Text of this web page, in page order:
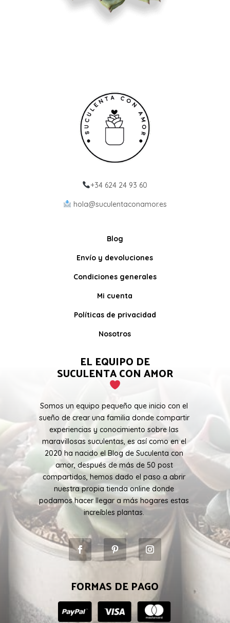
+34 624 24 93 60
hola@suculentaconamor.es
Blog
Envío y devoluciones
Condiciones generales
Mi cuenta
Políticas de privacidad
Nosotros
EL EQUIPO DE
SUCULENTA CON AMOR
Somos un equipo pequeño que inicio con el
sueño de crear una familia donde compartir
experiencias y conocimiento sobre las
maravillosas suculentas, es así como en el
2020 ha nacido el Blog de Suculenta con
amor, después de más de 50 post
compartidos, hemos dado el paso a abrir
nuestra propia tienda online donde
podamos hacer llegar a más hogares estas
increíbles plantas.
FORMAS DE PAGO